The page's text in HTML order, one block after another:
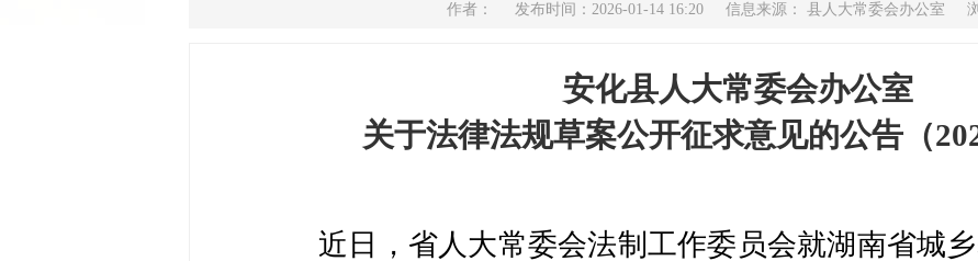
作者： 发布时间：2026-01-14 16:20 信息来源： 县人大常委会办公室 浏
安化县人大常委会办公室
关于法律法规草案公开征求意见的公告（
近日，省人大常委会法制工作委员会就湖南省城